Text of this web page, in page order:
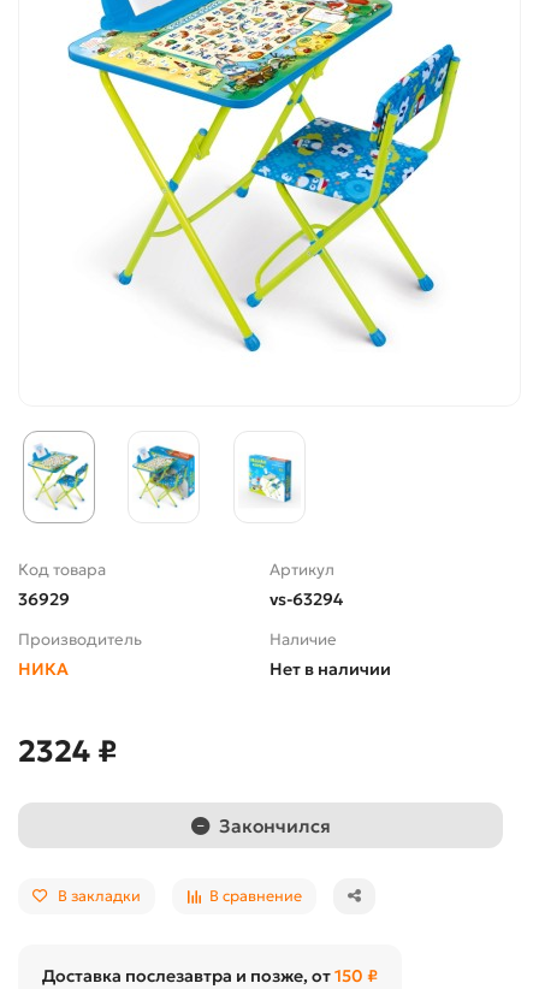
Код товара
36929
Артикул
vs-63294
Производитель
НИКА
Наличие
Нет в наличии
2324 ₽
Закончился
В закладки В сравнение
Доставка послезавтра и позже, от150 ₽